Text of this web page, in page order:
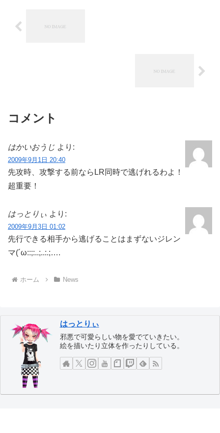
コメント
はかいおうじ より:
2009年9月1日 20:40
先攻時、攻撃する前ならLR同時で逃げれるわよ！
超重要！
はっとりぃ より:
2009年9月3日 01:02
先行できる相手から逃げることはまずないジレン
マ(´ω::;:..;..:.;….
ホーム News
はっとりぃ
邪悪で可愛らしい物を愛でていきたい。
絵を描いたり立体を作ったりしている。